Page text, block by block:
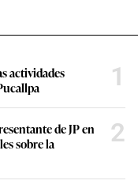
actividades
1
de JP en
sobre la
2